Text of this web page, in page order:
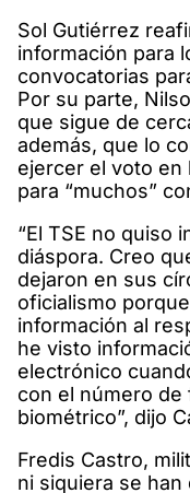
Sol Gutiérrez
información para
convocatorias
Por su parte,
que sigue de
además, que lo
ejercer el voto en
para “muchos”
“El TSE no quiso
diáspora. Creo
dejaron en sus
oficialismo
información al
he visto
electrónico
con el número
biométrico”, dijo
Fredis Castro,
ni siquiera se han